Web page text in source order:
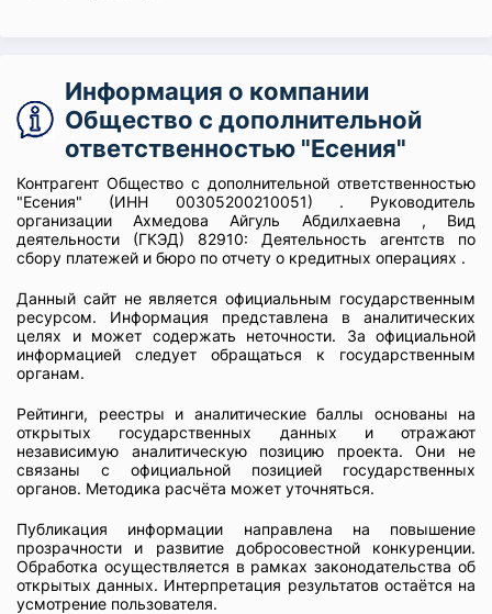
Информация о компании
Общество с дополнительной
ответственностью "Есения"
Контрагент Общество с дополнительной ответственностью
"Есения" (ИНН 00305200210051) . Руководитель
организации Ахмедова Айгуль Абдилхаевна , Вид
деятельности (ГКЭД) 82910: Деятельность агентств по
сбору платежей и бюро по отчету о кредитных операциях .
Данный сайт не является официальным государственным
ресурсом. Информация представлена в аналитических
целях и может содержать неточности. За официальной
информацией следует обращаться к государственным
органам.
Рейтинги, реестры и аналитические баллы основаны на
открытых государственных данных и отражают
независимую аналитическую позицию проекта. Они не
связаны с официальной позицией государственных
органов. Методика расчёта может уточняться.
Публикация информации направлена на повышение
прозрачности и развитие добросовестной конкуренции.
Обработка осуществляется в рамках законодательства об
открытых данных. Интерпретация результатов остаётся на
усмотрение пользователя.